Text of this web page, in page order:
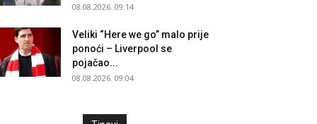
08.08.2026. 09:14
Veliki “Here we go” malo prije
ponoći – Liverpool se
pojačao...
08.08.2026. 09:04